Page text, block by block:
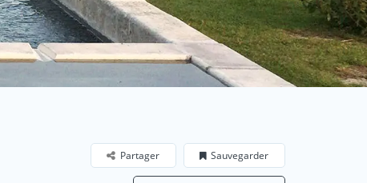
Sauvegarder
Partager